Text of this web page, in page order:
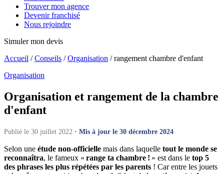
Trouver mon agence
Devenir franchisé
Nous rejoindre
Simuler mon devis
Accueil /Conseils /Organisation /rangement chambre d'enfant
Organisation
Organisation et rangement de la chambre
d'enfant
Publié le 30 juillet 2022 · Mis à jour le 30 décembre 2024
Selon une étude non-officielle mais dans laquelle tout le monde se
reconnaîtra, le fameux « range ta chambre ! » est dans le top 5
des phrases les plus répétées par les parents ! Car entre les jouets